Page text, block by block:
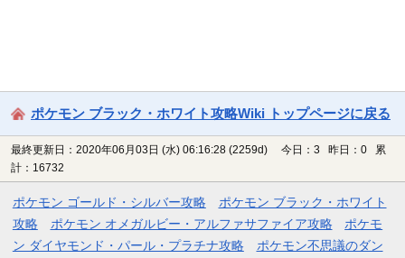
ポケモン ブラック・ホワイト攻略Wiki トップページに戻る
最終更新日：2020年06月03日 (水) 06:16:28 (2259d)
今日：3 昨日：0 累
計：16732
ポケモン ゴールド・シルバー攻略
ポケモン ブラック・ホワイト
攻略
ポケモン オメガルビー・アルファサファイア攻略
ポケモ
ン ダイヤモンド・パール・プラチナ攻略
ポケモン不思議のダン